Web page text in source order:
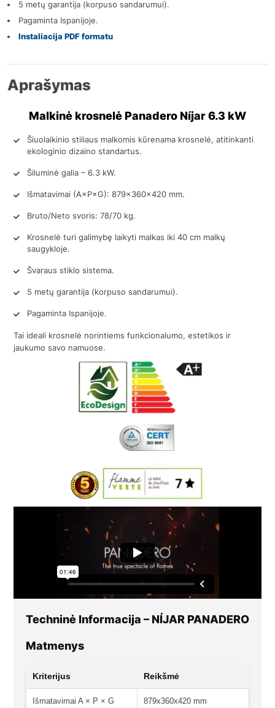
5 metų garantija (korpuso sandarumui).
Pagaminta Ispanijoje.
Instaliacija PDF formatu
Aprašymas
Malkinė krosnelė Panadero Níjar 6.3 kW
Šiuolaikinio stiliaus malkomis kūrenama krosnelė, atitinkanti
ekologinio dizaino standartus.
Šiluminė galia – 6.3 kW.
Išmatavimai (A×P×G): 879x360x420 mm.
Bruto/Neto svoris: 78/70 kg.
Krosnelė turi galimybę laikyti malkas iki 40 cm malkų
saugykloje.
Švaraus stiklo sistema.
5 metų garantija (korpuso sandarumui).
Pagaminta Ispanijoje.
Tai ideali krosnelė norintiems funkcionalumo, estetikos ir
jaukumo savo namuose.
Techninė Informacija – NÍJAR PANADERO
Matmenys
Kriterijus Reikšmė
Išmatavimai A × P × G 879x360x420 mm